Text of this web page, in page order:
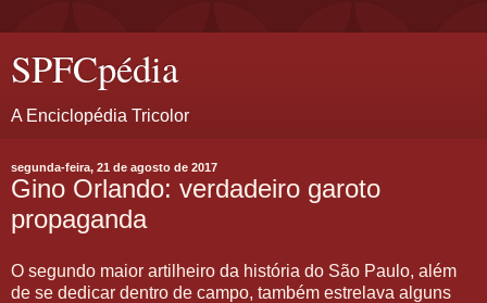
SPFCpédia
A Enciclopédia Tricolor
segunda-feira, 21 de agosto de 2017
Gino Orlando: verdadeiro garoto
propaganda
O segundo maior artilheiro da história do São Paulo, além
de se dedicar dentro de campo, também estrelava alguns